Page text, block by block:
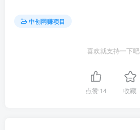
中创网赚项目
喜欢就支持一下吧
点赞14 收藏